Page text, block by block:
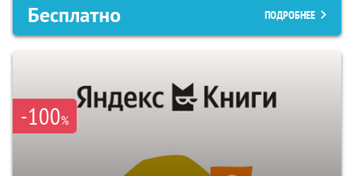
Бесплатно ПОДРОБНЕЕ
-100%